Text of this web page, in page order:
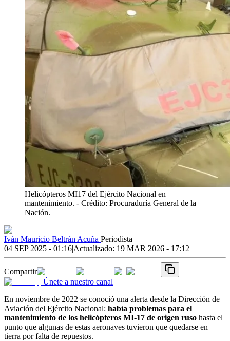
Helicópteros MI17 del Ejército Nacional en
mantenimiento. - Crédito: Procuraduría General de la
Nación.
Iván Mauricio Beltrán Acuña Periodista
04 SEP 2025 - 01:16|Actualizado: 19 MAR 2026 - 17:12
Compartir
Únete a nuestro canal
En noviembre de 2022 se conoció una alerta desde la Dirección de
Aviación del Ejército Nacional: había problemas para el
mantenimiento de los helicópteros MI-17 de origen ruso hasta el
punto que algunas de estas aeronaves tuvieron que quedarse en
tierra por falta de repuestos.